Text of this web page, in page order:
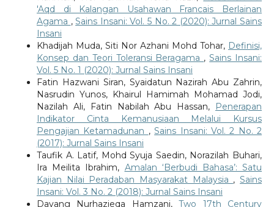
'Aqd di Kalangan Usahawan Francais Berlainan
Agama ,Sains Insani: Vol. 5 No. 2 (2020): Jurnal Sains
Insani
Khadijah Muda, Siti Nor Azhani Mohd Tohar, Definisi,
Konsep dan Teori Toleransi Beragama ,Sains Insani:
Vol. 5 No. 1 (2020): Jurnal Sains Insani
Fatin Hazwani Siran, Syaidatun Nazirah Abu Zahrin,
Nasrudin Yunos, Khairul Hamimah Mohamad Jodi,
Nazilah Ali, Fatin Nabilah Abu Hassan,
Penerapan
Indikator Cinta Kemanusiaan Melalui Kursus
Pengajian Ketamadunan ,Sains Insani: Vol. 2 No. 2
(2017): Jurnal Sains Insani
Taufik A. Latif, Mohd Syuja Saedin, Norazilah Buhari,
Ira Meilita Ibrahim, Amalan ‘Berbudi Bahasa’: Satu
Kajian Nilai Peradaban Masyarakat Malaysia ,Sains
Insani: Vol. 3 No. 2 (2018): Jurnal Sains Insani
Dayang Nurhazieqa Hamzani,Two 17th Century